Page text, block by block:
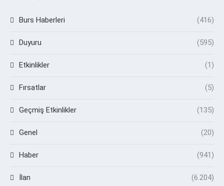
Burs Haberleri (416)
Duyuru (595)
Etkinlikler (1)
Fırsatlar (5)
Geçmiş Etkinlikler (135)
Genel (20)
Haber (941)
İlan (6.204)